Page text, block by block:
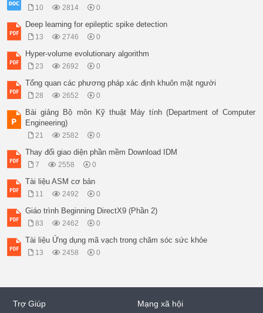
10 2814 0
Deep learning for epileptic spike detection
13 2746 0
Hyper-volume evolutionary algorithm
23 2692 0
Tổng quan các phương pháp xác định khuôn mặt người
28 2652 0
Bài giảng Bộ môn Kỹ thuật Máy tính (Department of Computer
Engineering)
21 2582 0
Thay đổi giao diện phần mềm Download IDM
7 2558 0
Tài liệu ASM cơ bản
11 2492 0
Giáo trình Beginning DirectX9 (Phần 2)
83 2462 0
Tài liệu Ứng dụng mã vạch trong chăm sóc sức khỏe
13 2458 0
Trợ Giúp Mạng xã hội